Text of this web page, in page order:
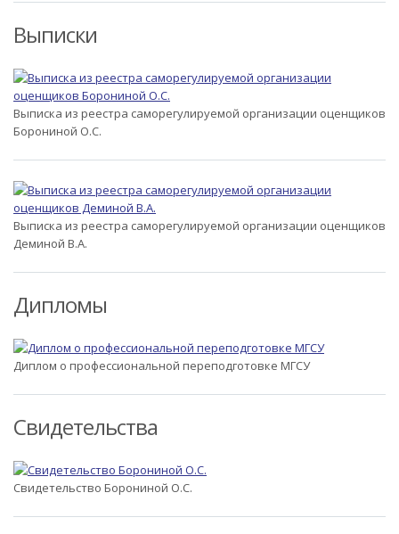
Выписки
Выписка из реестра саморегулируемой организации оценщиков
Борониной О.С.
Выписка из реестра саморегулируемой организации оценщиков
Деминой В.А.
Дипломы
Диплом о профессиональной переподготовке МГСУ
Свидетельства
Свидетельство Борониной О.С.